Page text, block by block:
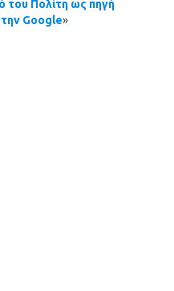
του Πολίτη ως πηγή
Google»